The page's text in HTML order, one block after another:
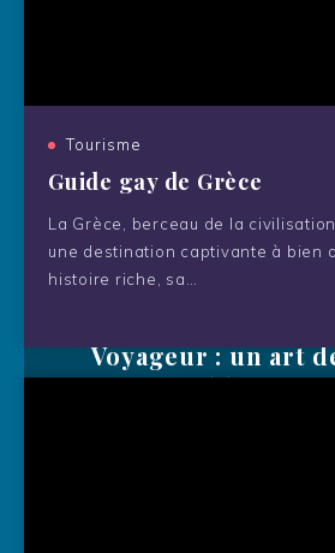
Voyageur : un art
librement
Tourisme
Guide gay de Grèce
La Grèce, berceau de la
une destination captivante à bien
histoire riche, sa…